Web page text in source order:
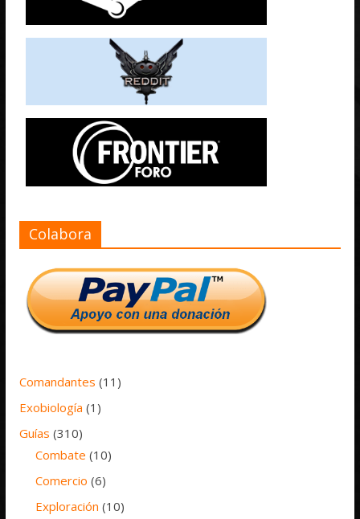
Colabora
Comandantes (11)
Exobiología (1)
Guías (310)
Combate (10)
Comercio (6)
Exploración (10)